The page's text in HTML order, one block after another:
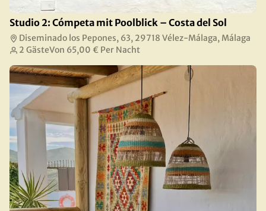
Studio 2: Cómpeta mit Poolblick – Costa del Sol
Diseminado los Pepones, 63, 29718 Vélez-Málaga, Málaga
2 GästeVon 65,00 € Per Nacht